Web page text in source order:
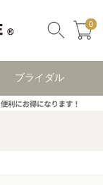
0
ブライダル